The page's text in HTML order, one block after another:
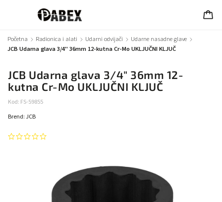
Početna / Radionica i alati / Udarni odvijači / Udarne nasadne glave /
JCB Udarna glava 3/4" 36mm 12-kutna Cr-Mo UKLJUČNI KLJUČ
JCB Udarna glava 3/4" 36mm 12-
kutna Cr-Mo UKLJUČNI KLJUČ
Kod: FS-59855
Brend:JCB